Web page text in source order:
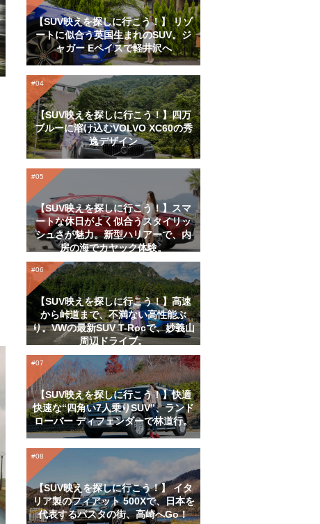
【SUV映えを探しに行こう！】 リゾ
ートに似合う英国生まれのSUV。ジ
ャガー Eペイスで軽井沢へ
【SUV映えを探しに行こう！】四万
ブルーに溶け込むVOLVO XC60の秀
逸デザイン
【SUV映えを探しに行こう！】スマ
ートな休日がよく似合うスタイリッ
シュさが魅力。新型ハリアーで、内
房の海でカヤック体験。
【SUV映えを探しに行こう！】高速
から峠道まで、不満ない高性能ぶ
り。VWの最新SUV T-Rocで、妙義山
周辺ドライブ。
【SUV映えを探しに行こう！】快適
快速な“四角い7人乗りSUV”、ランド
ローバー ディフェンダーで林道行。
【SUV映えを探しに行こう！】 イタ
リア製のフィアット 500Xで、日本を
代表するパスタの街、高崎へGo！